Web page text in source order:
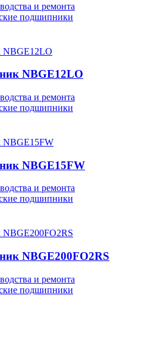
и ремонта
подшипники
NBGE12LO
и ремонта
подшипники
NBGE15FW
и ремонта
подшипники
NBGE200FO2RS
и ремонта
подшипники